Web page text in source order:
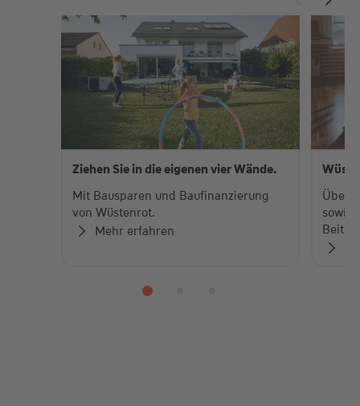
Ziehen Sie in die eigenen vier Wände.
Mit Bausparen und Baufinanzierung
von Wüstenrot.
Mehr erfahren
Über
sowie